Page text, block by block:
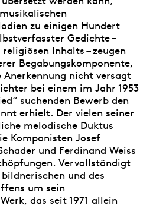
zu einigen Hundert
Gedichte –
Inhalts – zeugen
Begabungskomponente,
nicht versagt
bei einem im Jahr 1953
suchenden Bewerb den
erhielt. Der vielen seiner
melodische Duktus
Komponisten Josef
und Ferdinand Weiss
Vervollständigt
und des
um sein
das seit 1971 allein